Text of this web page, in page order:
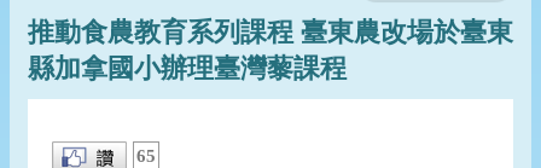
推動食農教育系列課程 臺東農改場於臺東
縣加拿國小辦理臺灣藜課程
65